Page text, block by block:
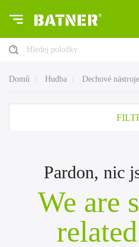
Hledej položky
Domů Hudba Dechové nástroje
Pardon, nic
We are